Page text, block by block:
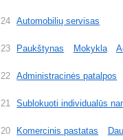
24 Automobilių servisas
23 Paukštynas Mokykla
22 Administracinės patalpos
21 Sublokuoti individualūs
20 Komercinis pastatas